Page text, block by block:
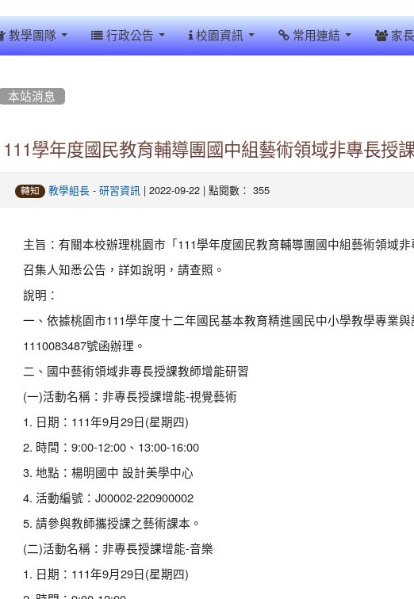
教學團隊 行政公告 校園資訊 常用連結 家
本站消息
111學年度國民教育輔導團國中組藝術領域非專長授
轉知 教學組長- 研習資訊| 2022-09-22 | 點閱數： 355
主旨：有關本校辦理桃園市「111學年度國民教育輔導團國中組藝術領域
召集人知悉公告，詳如說明，請查照。
說明：
一、依據桃園市111學年度十二年國民基本教育精進國民中小學教學專業
1110083487號函辦理。
二、國中藝術領域非專長授課教師增能研習
(一)活動名稱：非專長授課增能-視覺藝術
1. 日期：111年9月29日(星期四)
2. 時間：9:00-12:00、13:00-16:00
3. 地點：楊明國中 設計美學中心
4. 活動編號：J00002-220900002
5. 請參與教師攜授課之藝術課本。
(二)活動名稱：非專長授課增能-音樂
1. 日期：111年9月29日(星期四)